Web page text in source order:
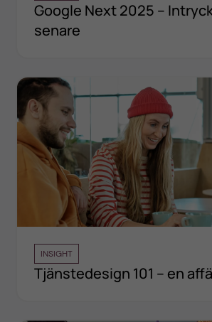
Google Next 2025 –
senare
INSIGHT
Tjänstedesign 101 – en